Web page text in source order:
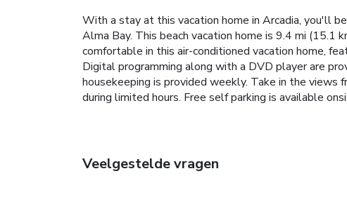
With a stay at this vacation home in Arcadia, you'll
Alma Bay. This beach vacation home is 9.4 mi (15.1
comfortable in this air-conditioned vacation home,
Digital programming along with a DVD player are
housekeeping is provided weekly. Take in the views
during limited hours. Free self parking is available
Veelgestelde vragen